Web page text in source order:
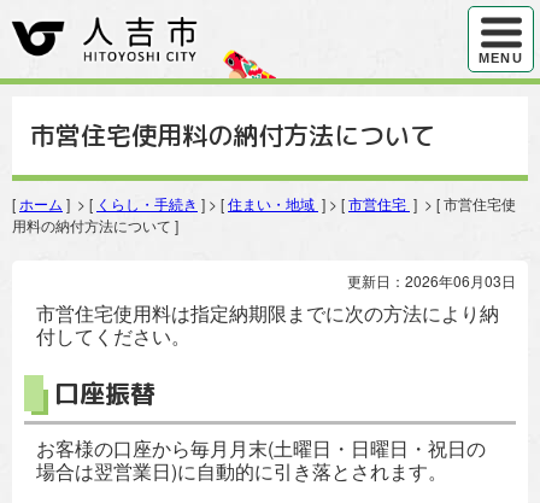
ハンバ
MENU
市営住宅使用料の納付方法について
[ ホーム ] > [ くらし・手続き ] > [住まい・地域 ] > [市営住宅 ] > [ 市営住宅使
用料の納付方法について ]
更新日：2026年06月03日
市営住宅使用料は指定納期限までに次の方法により納
付してください。
口座振替
お客様の口座から毎月月末(土曜日・日曜日・祝日の
場合は翌営業日)に自動的に引き落とされます。